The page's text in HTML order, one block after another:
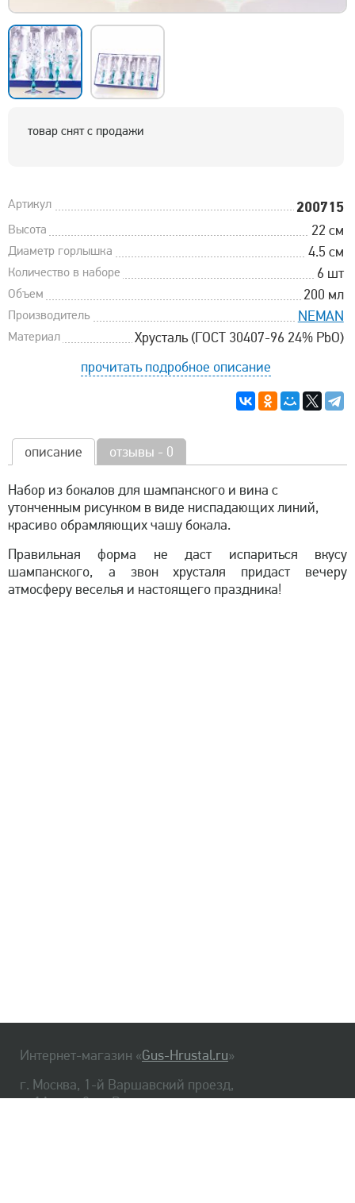
товар снят с продажи
Артикул 200715
Высота 22 см
Диаметр горлышка 4.5 см
Количество в наборе 6 шт
Объем 200 мл
Производитель NEMAN
Материал
Хрусталь (ГОСТ 30407-96 24% PbO)
прочитать подробное описание
описание отзывы - 0
Набор из бокалов для шампанского и вина с
утонченным рисунком в виде ниспадающих линий,
красиво обрамляющих чашу бокала.
Правильная форма не даст испариться вкусу
шампанского, а звон хрусталя придаст вечеру
атмосферу веселья и настоящего праздника!
Интернет-магазин «Gus-Hrustal.ru»
г. Москва, 1-й Варшавский проезд,
д. 1А, стр. 3, м. Варшавская